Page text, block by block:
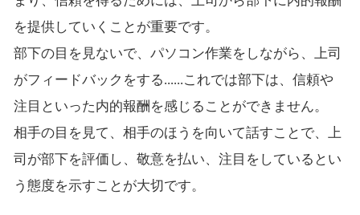
を提供していくことが重要です。
部下の目を見ないで、パソコン作業をしながら、上司
がフィードバックをする......これでは部下は、信頼や
注目といった内的報酬を感じることができません。
相手の目を見て、相手のほうを向いて話すことで、上
司が部下を評価し、敬意を払い、注目をしているとい
う態度を示すことが大切です。